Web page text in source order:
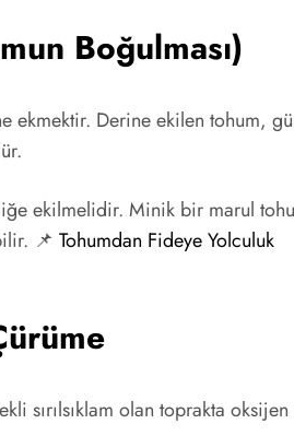
Boğulması)
ekmektir. Derine ekilen tohum,
ekilmelidir. Minik bir marul
📌 Tohumdan Fideye Yolculuk
sırılsıklam olan toprakta